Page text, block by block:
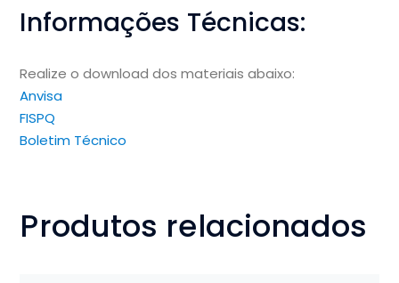
Informações Técnicas:
Realize o download dos materiais abaixo:
Anvisa
FISPQ
Boletim Técnico
Produtos relacionados